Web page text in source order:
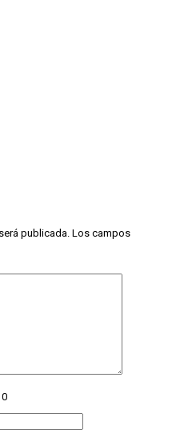
publicada. Los campos
0